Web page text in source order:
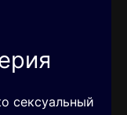
сексуальный